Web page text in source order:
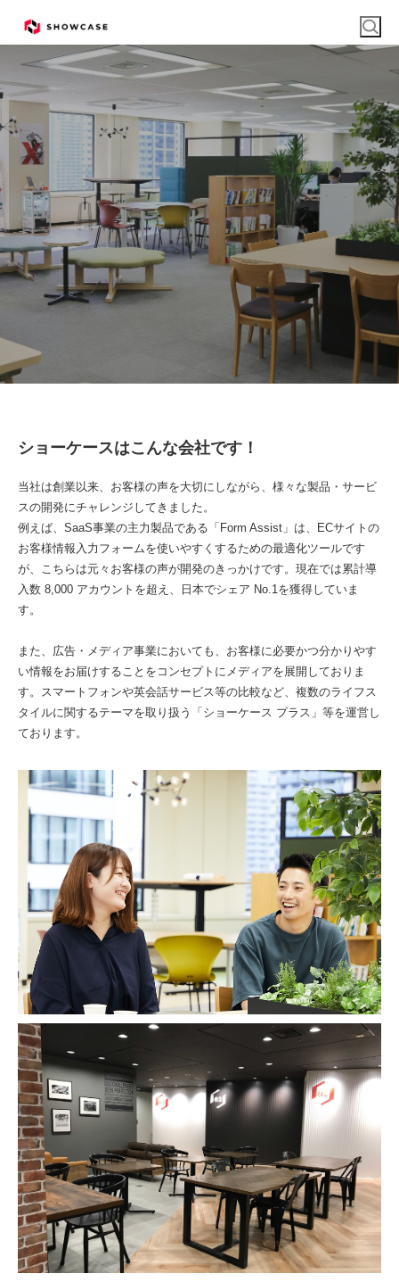
ショーケースはこんな会社です！
当社は創業以来、お客様の声を大切にしながら、様々な製品・サービ
スの開発にチャレンジしてきました。
例えば、SaaS事業の主力製品である「Form Assist」は、ECサイトの
お客様情報入力フォームを使いやすくするための最適化ツールです
が、こちらは元々お客様の声が開発のきっかけです。現在では累計導
入数 8,000 アカウントを超え、日本でシェア No.1を獲得していま
す。
また、広告・メディア事業においても、お客様に必要かつ分かりやす
い情報をお届けすることをコンセプトにメディアを展開しておりま
す。スマートフォンや英会話サービス等の比較など、複数のライフス
タイルに関するテーマを取り扱う「ショーケース プラス」等を運営し
ております。